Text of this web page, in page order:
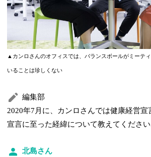
▲カンロさんのオフィスでは、バランスボールがミーテ
いることは珍しくない
編集部
2020年7月に、カンロさんでは健康経営宣
宣言に至った経緯について教えてください
北島さん